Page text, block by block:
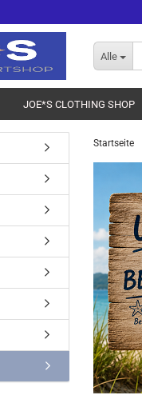
Alle
JOE*S CLOTHING SHOP
Startseite